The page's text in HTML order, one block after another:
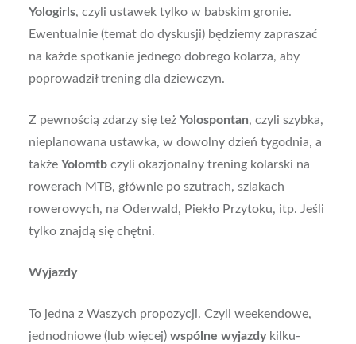
Yologirls, czyli ustawek tylko w babskim gronie.
Ewentualnie (temat do dyskusji) będziemy zapraszać
na każde spotkanie jednego dobrego kolarza, aby
poprowadził trening dla dziewczyn.
Z pewnością zdarzy się też Yolospontan, czyli szybka,
nieplanowana ustawka, w dowolny dzień tygodnia, a
także Yolomtb czyli okazjonalny trening kolarski na
rowerach MTB, głównie po szutrach, szlakach
rowerowych, na Oderwald, Piekło Przytoku, itp. Jeśli
tylko znajdą się chętni.
Wyjazdy
To jedna z Waszych propozycji. Czyli weekendowe,
jednodniowe (lub więcej) wspólne wyjazdykilku-